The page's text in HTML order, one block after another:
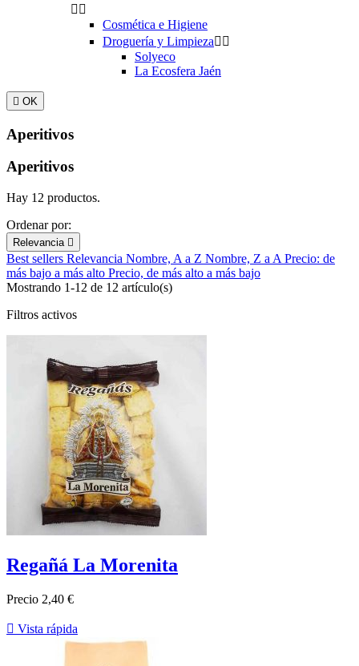
 
Cosmética e Higiene
Droguería y Limpieza 
Solyeco
La Ecosfera Jaén
 OK
Aperitivos
Aperitivos
Hay 12 productos.
Ordenar por:
Relevancia 
Best sellers Relevancia Nombre, A a Z Nombre, Z a A Precio: de
más bajo a más alto Precio, de más alto a más bajo
Mostrando 1-12 de 12 artículo(s)
Filtros activos
Regañá La Morenita
Precio 2,40 €
 Vista rápida